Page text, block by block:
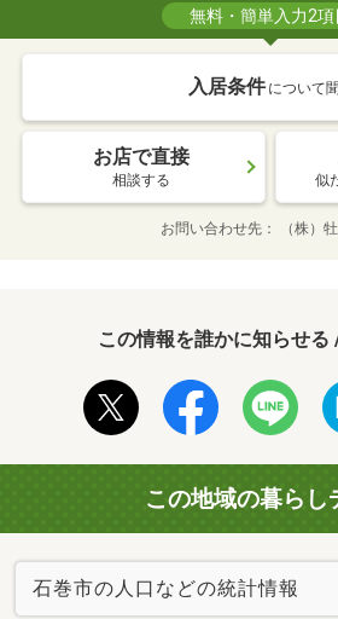
無料・簡単入力2項
入居条件 について
お店で直接
相談する 似
お問い合わせ先 （株）
この情報を誰かに知らせる
この地域の暮らし
石巻市の人口などの統計情報